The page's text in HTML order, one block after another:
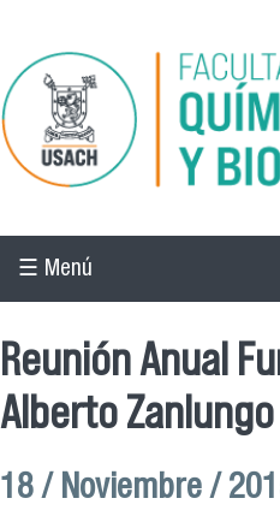
Pasar al contenido principal
☰ Menú
Reunión Anual
Alberto Zanlungo
18 / Noviembre /